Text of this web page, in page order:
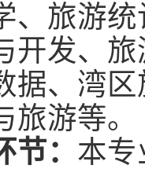
、旅游
开发、
据、湾
游等。
： 本专